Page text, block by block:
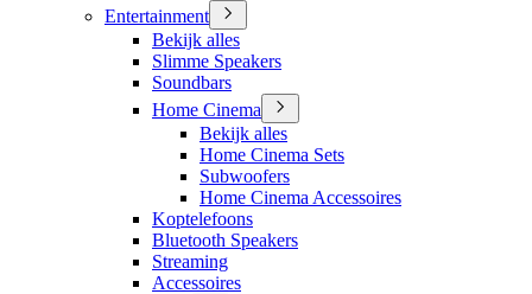
Entertainment
Bekijk alles
Slimme Speakers
Soundbars
Home Cinema
Bekijk alles
Home Cinema Sets
Subwoofers
Home Cinema Accessoires
Koptelefoons
Bluetooth Speakers
Streaming
Accessoires